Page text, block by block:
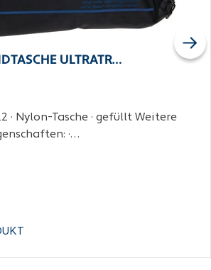
ULTRATR…
· Nylon-Tasche · gefüllt Weitere
·…
Next